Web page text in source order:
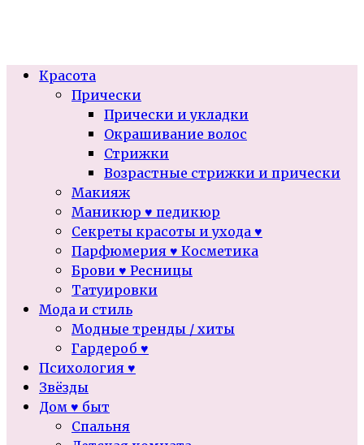
Красота
Прически
Прически и укладки
Окрашивание волос
Стрижки
Возрастные стрижки и прически
Макияж
Маникюр ♥ педикюр
Секреты красоты и ухода ♥
Парфюмерия ♥ Косметика
Брови ♥ Ресницы
Татуировки
Мода и стиль
Модные тренды / хиты
Гардероб ♥
Психология ♥
Звёзды
Дом ♥ быт
Спальня